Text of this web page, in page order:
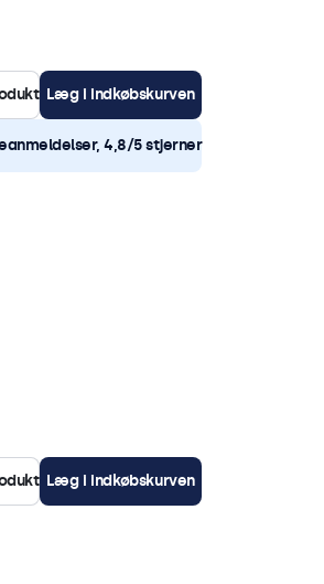
Læg i indkøbskurven
4,8/5 stjerner
Læg i indkøbskurven